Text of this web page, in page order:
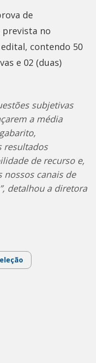
de
prevista no
contendo 50
e 02 (duas)
subjetivas
a média
resultados
de recurso e,
nossos canais de
detalhou a diretora